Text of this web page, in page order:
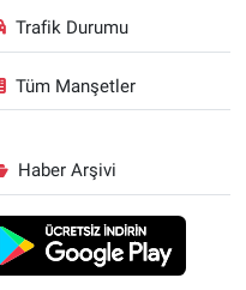
Trafik Durumu
Tüm Manşetler
Haber Arşivi